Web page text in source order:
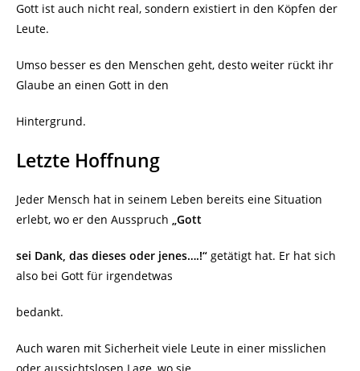
Gott ist auch nicht real, sondern existiert in den Köpfen der
Leute.
Umso besser es den Menschen geht, desto weiter rückt ihr
Glaube an einen Gott in den
Hintergrund.
Letzte Hoffnung
Jeder Mensch hat in seinem Leben bereits eine Situation
erlebt, wo er den Ausspruch „Gott
sei Dank, das dieses oder jenes….!“ getätigt hat. Er hat sich
also bei Gott für irgendetwas
bedankt.
Auch waren mit Sicherheit viele Leute in einer misslichen